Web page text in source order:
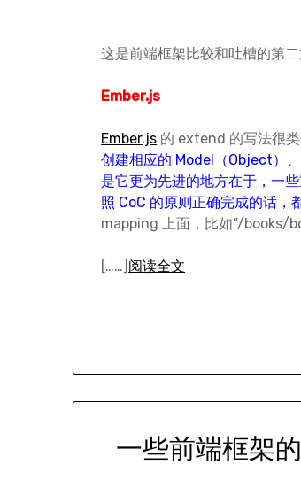
这是前端框架比较和吐槽的第二
Ember.js
Ember.js 的 extend 的写法很
创建相应的 Model（Object）
是它更为先进的地方在于，一
照 CoC 的原则正确完成的话，
mapping 上面，比如”/books/
[……] 阅读全文
一些前端框架